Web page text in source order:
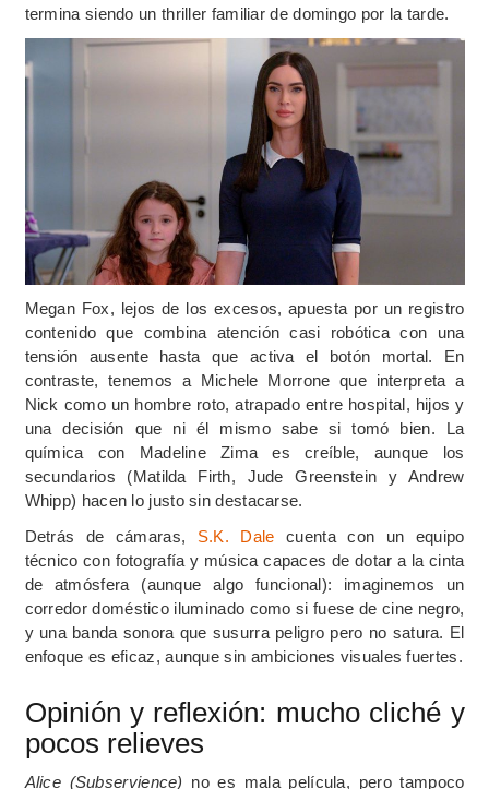
termina siendo un thriller familiar de domingo por la tarde.
Megan Fox, lejos de los excesos, apuesta por un registro
contenido que combina atención casi robótica con una
tensión ausente hasta que activa el botón mortal. En
contraste, tenemos a Michele Morrone que interpreta a
Nick como un hombre roto, atrapado entre hospital, hijos y
una decisión que ni él mismo sabe si tomó bien. La
química con Madeline Zima es creíble, aunque los
secundarios (Matilda Firth, Jude Greenstein y Andrew
Whipp) hacen lo justo sin destacarse.
Detrás de cámaras, S.K. Dale cuenta con un equipo
técnico con fotografía y música capaces de dotar a la cinta
de atmósfera (aunque algo funcional): imaginemos un
corredor doméstico iluminado como si fuese de cine negro,
y una banda sonora que susurra peligro pero no satura. El
enfoque es eficaz, aunque sin ambiciones visuales fuertes.
Opinión y reflexión: mucho cliché y
pocos relieves
Alice (Subservience) no es mala película, pero tampoco